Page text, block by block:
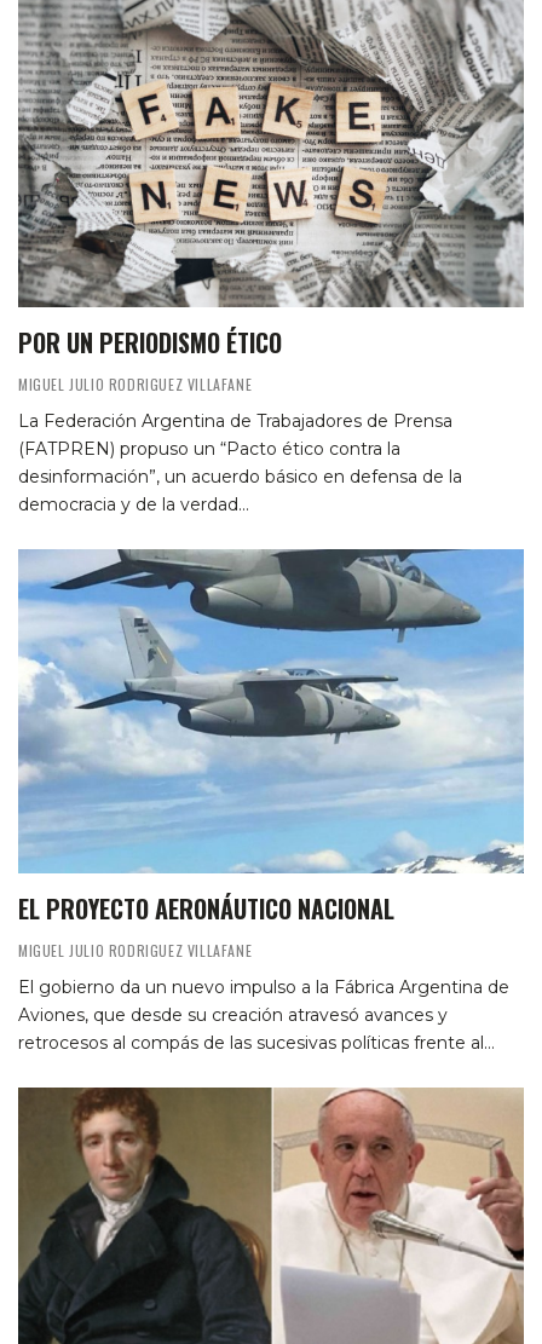
POR UN PERIODISMO ÉTICO
MIGUEL JULIO RODRIGUEZ VILLAFANE
La Federación Argentina de Trabajadores de Prensa
(FATPREN) propuso un “Pacto ético contra la
desinformación”, un acuerdo básico en defensa de la
democracia y de la verdad…
EL PROYECTO AERONÁUTICO NACIONAL
MIGUEL JULIO RODRIGUEZ VILLAFANE
El gobierno da un nuevo impulso a la Fábrica Argentina de
Aviones, que desde su creación atravesó avances y
retrocesos al compás de las sucesivas políticas frente al…